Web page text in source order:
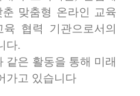
맞춤형 온라인 교육
협력 기관으로서의
다.
같은 활동을 통해 미래
가고 있습니다